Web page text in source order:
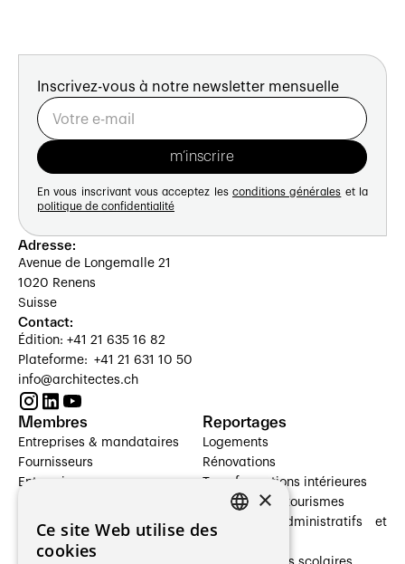
Inscrivez-vous à notre newsletter mensuelle
En vous inscrivant vous acceptez les conditions générales et la
politique de confidentialité
Adresse:
Avenue de Longemalle 21
1020 Renens
Suisse
Contact:
Édition: +41 21 635 16 82
Plateforme: +41 21 631 10 50
info@architectes.ch
Membres
Entreprises & mandataires
Fournisseurs
Entreprises
Architectes paysagistes
Architectes d'intérieur
Reportages
Logements
Rénovations
Transformations intérieures
Hôtelleries et tourismes
Bâtiments administratifs et
×
Ce site Web utilise des
cookies